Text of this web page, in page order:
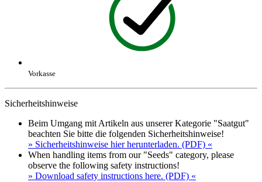
Vorkasse
Sicherheitshinweise
Beim Umgang mit Artikeln aus unserer Kategorie "Saatgut"
beachten Sie bitte die folgenden Sicherheitshinweise!
» Sicherheitshinweise hier herunterladen. (PDF) «
When handling items from our "Seeds" category, please
observe the following safety instructions!
» Download safety instructions here. (PDF) «